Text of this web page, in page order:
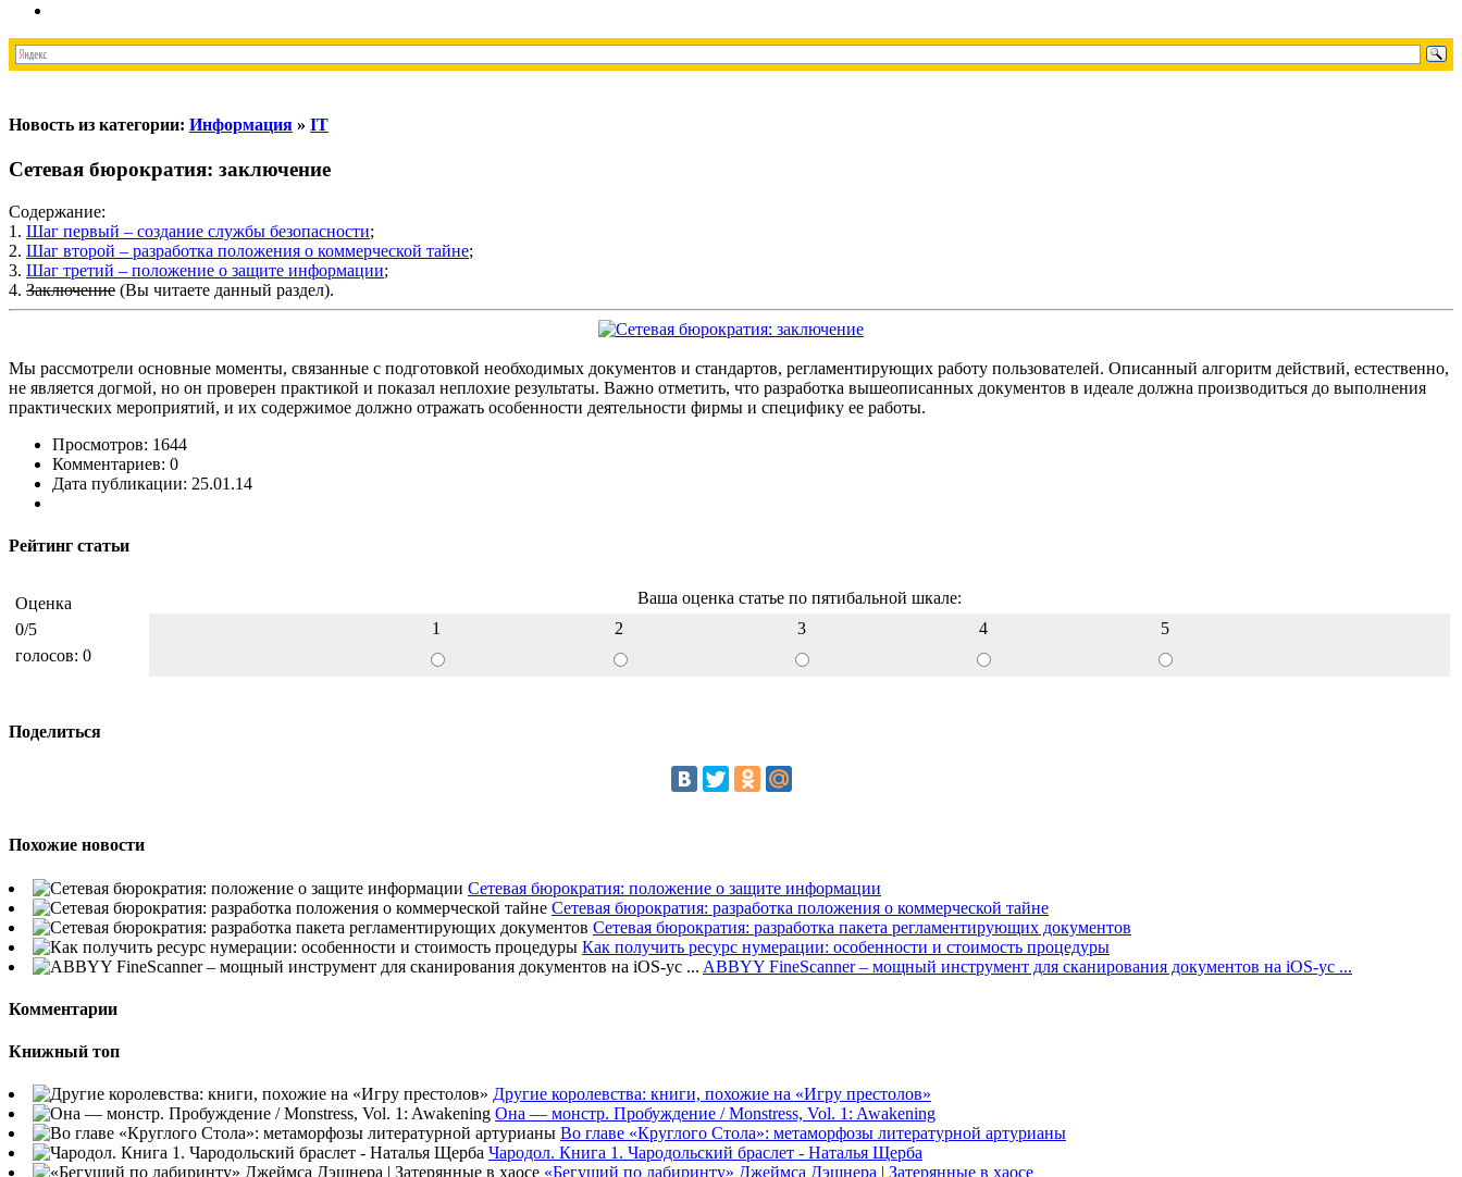
Новость из категории: Информация » IT
Сетевая бюрократия: заключение
Содержание:
1. Шаг первый – создание службы безопасности;
2. Шаг второй – разработка положения о коммерческой тайне;
3. Шаг третий – положение о защите информации;
4. Заключение (Вы читаете данный раздел).
Мы рассмотрели основные моменты, связанные с подготовкой необходимых документов и стандартов, регламентирующих работу пользователей. Описанный алгоритм действий, естественно,
не является догмой, но он проверен практикой и показал неплохие результаты. Важно отметить, что разработка вышеописанных документов в идеале должна производиться до выполнения
практических мероприятий, и их содержимое должно отражать особенности деятельности фирмы и специфику ее работы.
Просмотров: 1644
Комментариев: 0
Дата публикации: 25.01.14
Рейтинг статьи
Оценка
0/5
голосов: 0
Ваша оценка статье по пятибальной шкале:
1
2 3 4 5
Поделиться
Похожие новости
Сетевая бюрократия: положение о защите информации
Сетевая бюрократия: разработка положения о коммерческой тайне
Сетевая бюрократия: разработка пакета регламентирующих документов
Как получить ресурс нумерации: особенности и стоимость процедуры
ABBYY FineScanner – мощный инструмент для сканирования документов на iOS-ус ...
Комментарии
Книжный топ
Другие королевства: книги, похожие на «Игру престолов»
Она — монстр. Пробуждение / Monstress, Vol. 1: Awakening
Во главе «Круглого Стола»: метаморфозы литературной артурианы
Чародол. Книга 1. Чародольский браслет - Наталья Щерба
«Бегущий по лабиринту» Джеймса Дэшнера | Затерянные в хаосе